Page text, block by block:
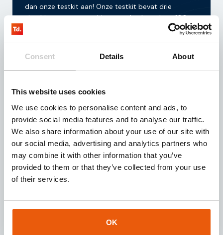
Consent Details About
This website uses cookies
We use cookies to personalise content and ads, to
provide social media features and to analyse our traffic.
We also share information about your use of our site with
our social media, advertising and analytics partners who
may combine it with other information that you’ve
provided to them or that they’ve collected from your use
of their services.
OK
dan onze testkit aan! Onze testkit bevat drie
simchips waarmee u drie maanden kosteloos 100
Aanvragen
Download onzebrochure
Bent u op zoek naar een geschikte IoT partner voor
uw bedrijfsactiviteiten? Download dan deze
brochure en ontvang direct toegang tot waardevolle
inzichten over onze dienstverlening en IoT
oplossingen.
Downloaden